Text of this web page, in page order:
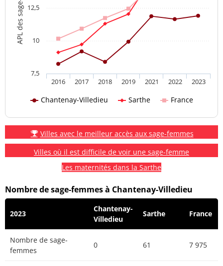
Chantenay-Villedieu Sarthe France
2016 2017 2018 2019 2021 2022 2023
7,5
10
12,5
Villes avec le meilleur accès aux sage-femmes
Villes où il est difficile de voir une sage-femme
Les maternités dans la Sarthe
Nombre de sage-femmes à Chantenay-Villedieu
2023
Chantenay-
Villedieu
Sarthe France
Nombre de sage-
femmes
0 61 7 975